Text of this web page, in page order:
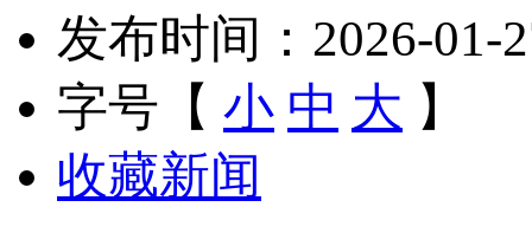
发布时间：2026-01-
字号【 小 中 大 】
收藏新闻